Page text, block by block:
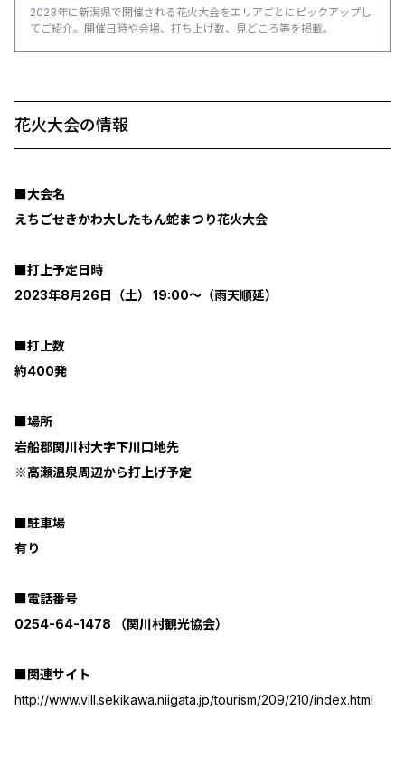
2023年に新潟県で開催される花火大会をエリアごとにピックアップし
てご紹介。開催日時や会場、打ち上げ数、見どころ等を掲載。
花火大会の情報
■大会名
えちごせきかわ大したもん蛇まつり花火大会
■打上予定日時
2023年8月26日（土） 19:00～（雨天順延）
■打上数
約400発
■場所
岩船郡関川村大字下川口地先
※高瀬温泉周辺から打上げ予定
■駐車場
有り
■電話番号
0254-64-1478 （関川村観光協会）
■関連サイト
http://www.vill.sekikawa.niigata.jp/tourism/209/210/index.html